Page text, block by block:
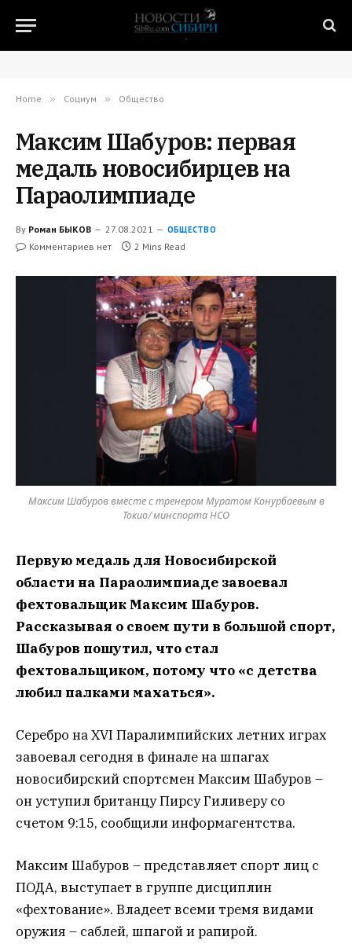
Home » Социум » Общество
Максим Шабуров: первая
медаль новосибирцев на
Параолимпиаде
By Роман БЫКОВ 27.08.2021 ОБЩЕСТВО
Комментариев нет 2 Mins Read
Максим Шабуров вместе с тренером Муратом Конурбаевым в
Токио/ минспорта НСО
Первую медаль для Новосибирской
области на Параолимпиаде завоевал
фехтовальщик Максим Шабуров.
Рассказывая о своем пути в большой спорт,
Шабуров пошутил, что стал
фехтовальщиком, потому что «с детства
любил палками махаться».
Серебро на XVI Паралимпийских летних играх
завоевал сегодня в финале на шпагах
новосибирский спортсмен Максим Шабуров –
он уступил британцу Пирсу Гиливеру со
счетом 9:15, сообщили информагентства.
Максим Шабуров – представляет спорт лиц с
ПОДА, выступает в группе дисциплин
«фехтование». Владеет всеми тремя видами
оружия – саблей, шпагой и рапирой.